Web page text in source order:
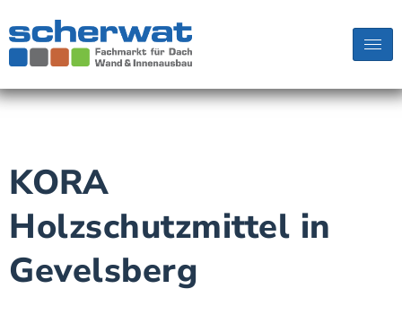
KORA
Holzschutzmittel in
Gevelsberg